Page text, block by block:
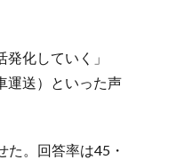
化していく」
運送）といった声
。回答率は45・